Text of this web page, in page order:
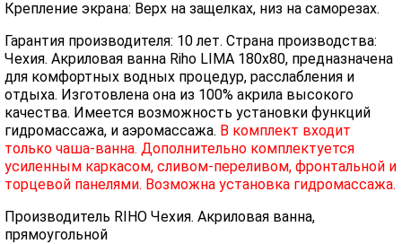
Крепление экрана: Верх на защелках, низ на саморезах.
Гарантия производителя: 10 лет. Страна производства:
Чехия. Акриловая ванна Riho LIMA 180x80, предназначена
для комфортных водных процедур, расслабления и
отдыха. Изготовлена она из 100% акрила высокого
качества. Имеется возможность установки функций
гидромассажа, и аэромассажа. В комплект входит
только чаша-ванна. Дополнительно комплектуется
усиленным каркасом, сливом-переливом, фронтальной и
торцевой панелями. Возможна установка гидромассажа.
Производитель RIHO Чехия. Акриловая ванна,
прямоугольной